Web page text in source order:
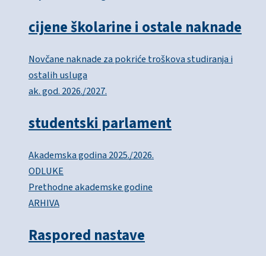
cijene školarine i ostale naknade
Novčane naknade za pokriće troškova studiranja i
ostalih usluga
ak. god. 2026./2027.
studentski parlament
Akademska godina 2025./2026.
ODLUKE
Prethodne akademske godine
ARHIVA
Raspored nastave